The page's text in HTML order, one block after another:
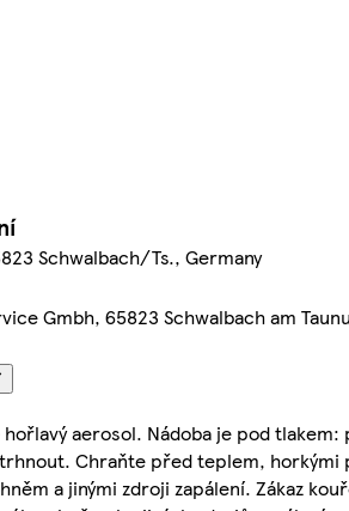
Schwalbach/Ts., Germany
Gmbh, 65823 Schwalbach am
aerosol. Nádoba je pod tlakem:
Chraňte před teplem, horkými
a jinými zdroji zapálení. Zákaz